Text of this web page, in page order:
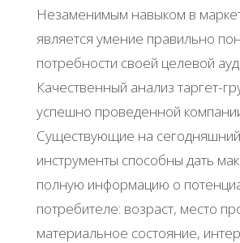
Незаменимым навыком в
является умение правильно
потребности своей целевой
Качественный анализ таргет-
успешно проведенной
Существующие на
инструменты способны дать
полную информацию о
потребителе: возраст, место
материальное состояние,